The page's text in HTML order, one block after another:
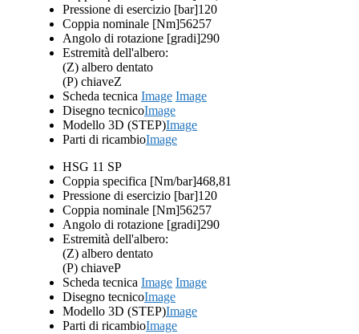
Pressione di esercizio [bar]120
Coppia nominale [Nm]56257
Angolo di rotazione [gradi]290
Estremità dell'albero:
(Z) albero dentato
(P) chiaveZ
Scheda tecnica Image Image
Disegno tecnicoImage
Modello 3D (STEP)Image
Parti di ricambioImage
HSG 11 SP
Coppia specifica [Nm/bar]468,81
Pressione di esercizio [bar]120
Coppia nominale [Nm]56257
Angolo di rotazione [gradi]290
Estremità dell'albero:
(Z) albero dentato
(P) chiaveP
Scheda tecnica Image Image
Disegno tecnicoImage
Modello 3D (STEP)Image
Parti di ricambioImage